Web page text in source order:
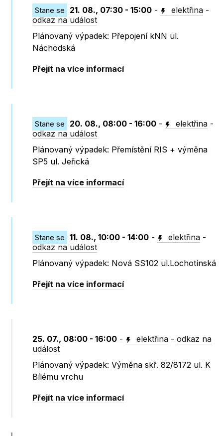
Stane se 21. 08., 07:30 - 15:00 - elektřina -
odkaz na událost
Plánovaný výpadek: Přepojení kNN ul.
Náchodská
Přejít na více informací
Stane se 20. 08., 08:00 - 16:00 - elektřina -
odkaz na událost
Plánovaný výpadek: Přemístění RIS + výměna
SP5 ul. Jeřická
Přejít na více informací
Stane se 11. 08., 10:00 - 14:00 - elektřina -
odkaz na událost
Plánovaný výpadek: Nová SS102 ul.Lochotínská
Přejít na více informací
25. 07., 08:00 - 16:00 - elektřina -odkaz na
událost
Plánovaný výpadek: Výměna skř. 82/8172 ul. K
Bílému vrchu
Přejít na více informací